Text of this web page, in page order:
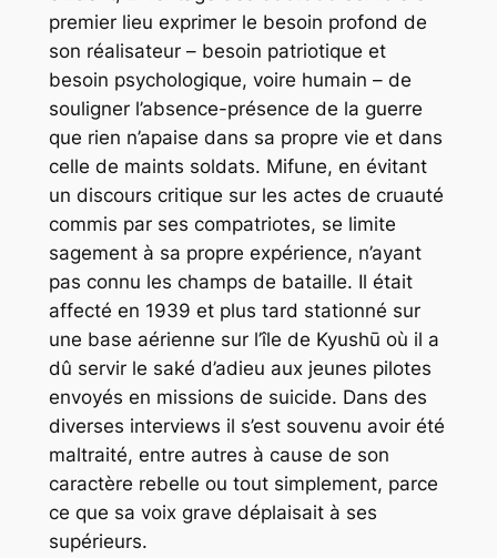
premier lieu exprimer le besoin profond de
son réalisateur – besoin patriotique et
besoin psychologique, voire humain – de
souligner l’absence-présence de la guerre
que rien n’apaise dans sa propre vie et dans
celle de maints soldats. Mifune, en évitant
un discours critique sur les actes de cruauté
commis par ses compatriotes, se limite
sagement à sa propre expérience, n’ayant
pas connu les champs de bataille. Il était
affecté en 1939 et plus tard stationné sur
une base aérienne sur l’île de Kyushū où il a
dû servir le saké d’adieu aux jeunes pilotes
envoyés en missions de suicide. Dans des
diverses interviews il s’est souvenu avoir été
maltraité, entre autres à cause de son
caractère rebelle ou tout simplement, parce
ce que sa voix grave déplaisait à ses
supérieurs.